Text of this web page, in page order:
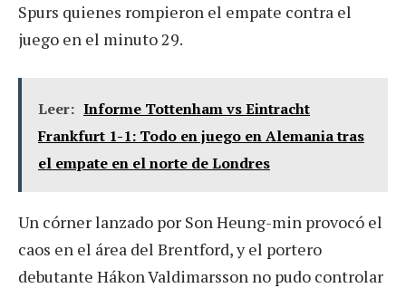
Spurs quienes rompieron el empate contra el
juego en el minuto 29.
Leer: Informe Tottenham vs Eintracht
Frankfurt 1-1: Todo en juego en Alemania tras
el empate en el norte de Londres
Un córner lanzado por Son Heung-min provocó el
caos en el área del Brentford, y el portero
debutante Hákon Valdimarsson no pudo controlar